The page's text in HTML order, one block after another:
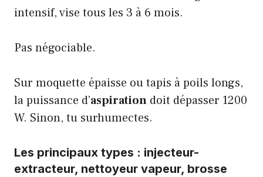
intensif, vise tous les 3 à 6 mois.
Pas négociable.
Sur moquette épaisse ou tapis à poils longs,
la puissance d’aspiration doit dépasser 1200
W. Sinon, tu surhumectes.
Les principaux types : injecteur-
extracteur, nettoyeur vapeur, brosse